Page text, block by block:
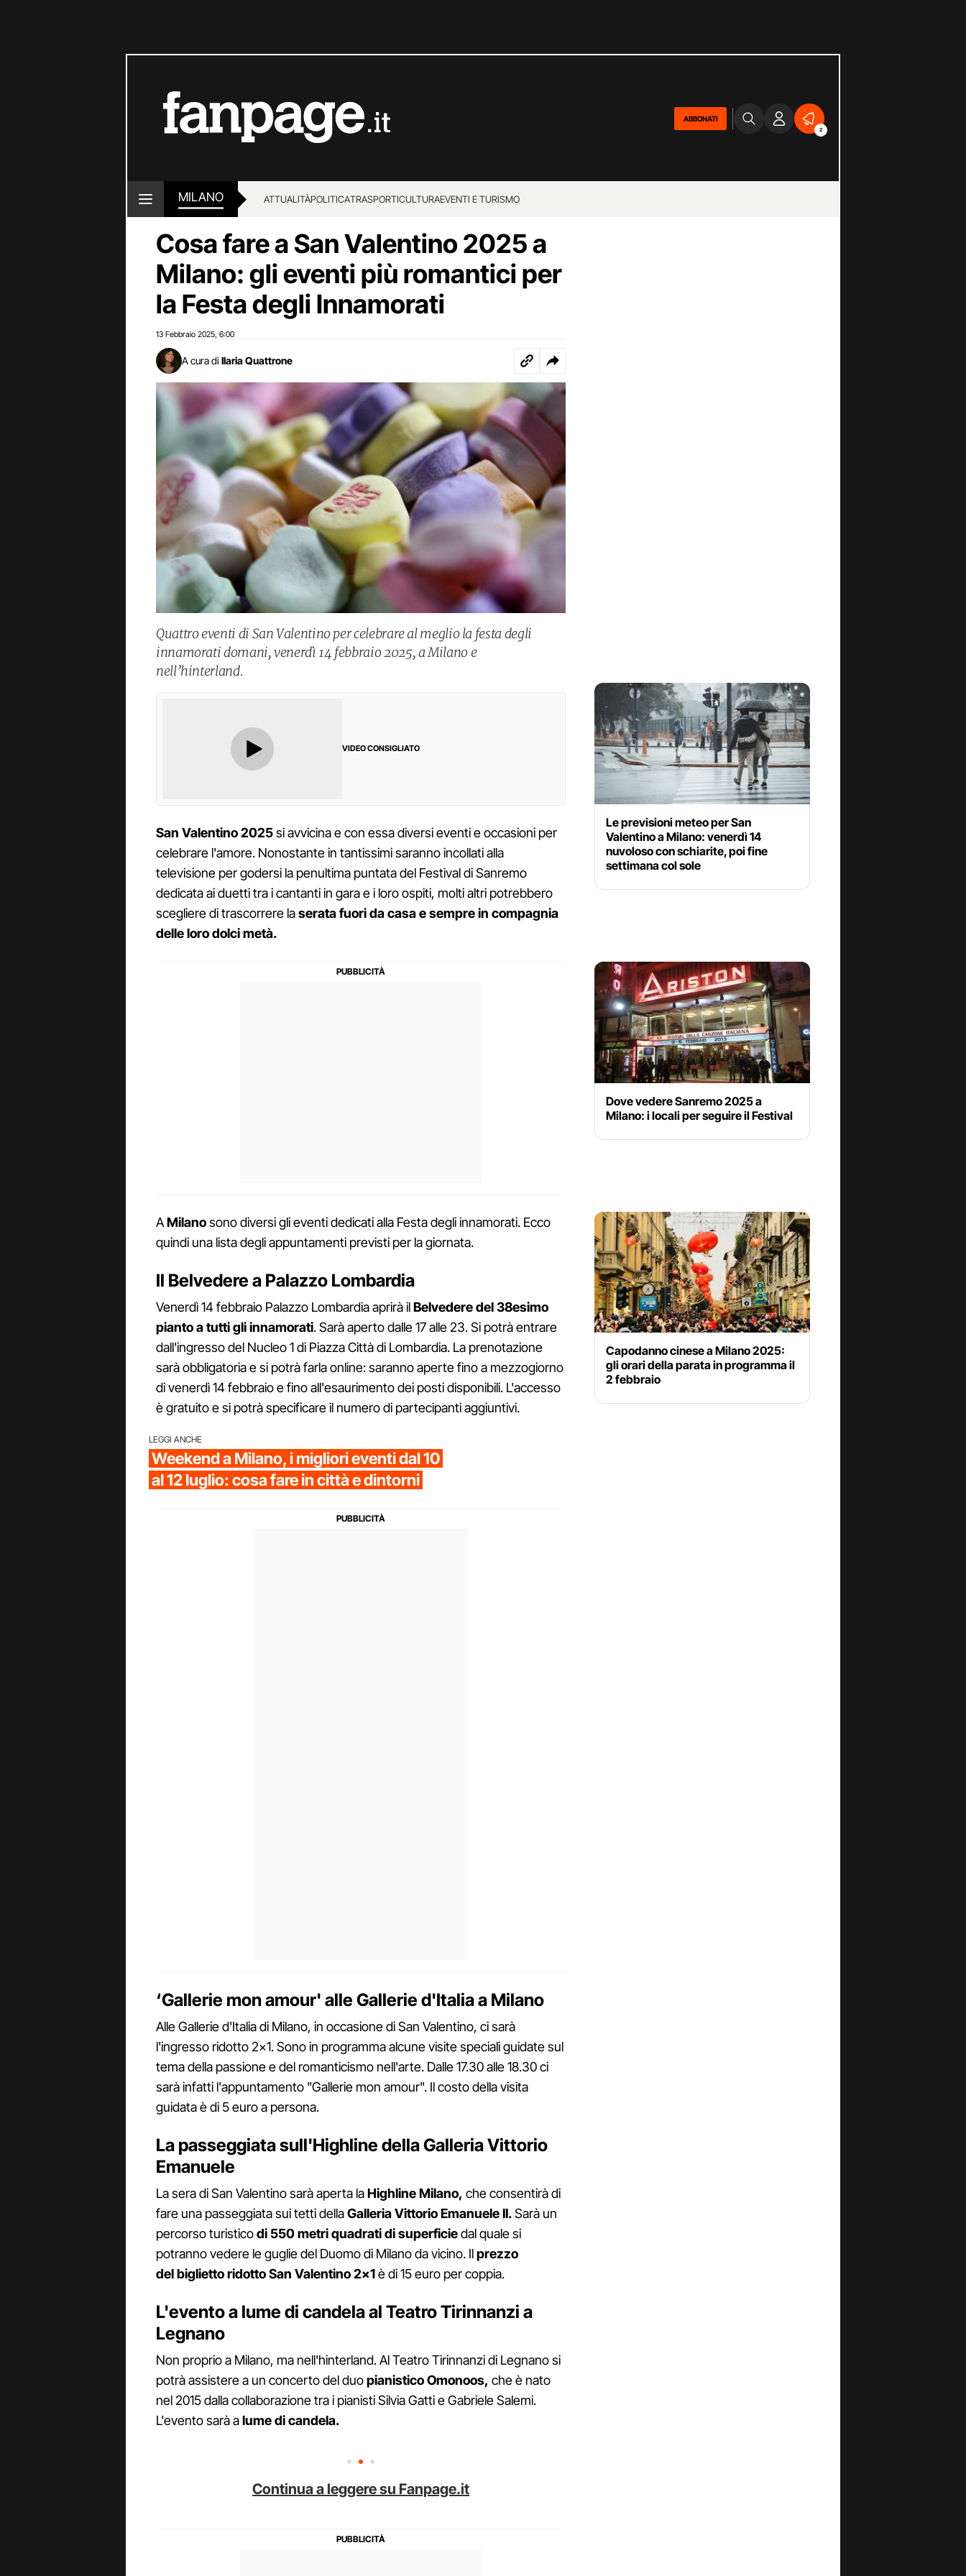
ABBONATI
2
MILANO ATTUALITÀPOLITICATRASPORTICULTURAEVENTI E TURISMO
Cosa fare a San Valentino 2025 a
Milano: gli eventi più romantici per
la Festa degli Innamorati
13 Febbraio 2025 6:00
A cura di Ilaria Quattrone
Quattro eventi di San Valentino per celebrare al meglio la festa degli
innamorati domani, venerdì 14 febbraio 2025, a Milano e
nell’hinterland.
VIDEO CONSIGLIATO
San Valentino 2025si avvicina e con essa diversi eventi e occasioni per
celebrare l'amore. Nonostante in tantissimi saranno incollati alla
televisione per godersi la penultima puntata del Festival di Sanremo
dedicata ai duetti tra i cantanti in gara e i loro ospiti, molti altri potrebbero
scegliere di trascorrere laserata fuori da casa e sempre in compagnia
delle loro dolci metà.
AMilanosono diversi gli eventi dedicati alla Festa degli innamorati. Ecco
quindi una lista degli appuntamenti previsti per la giornata.
Il Belvedere a Palazzo Lombardia
Venerdì 14 febbraio Palazzo Lombardia aprirà ilBelvedere del 38esimo
pianto a tutti gli innamorati. Sarà aperto dalle 17 alle 23. Si potrà entrare
dall'ingresso del Nucleo 1 di Piazza Città di Lombardia. La prenotazione
sarà obbligatoria e si potrà farla online: saranno aperte fino a mezzogiorno
di venerdì 14 febbraio e fino all'esaurimento dei posti disponibili. L'accesso
è gratuito e si potrà specificare il numero di partecipanti aggiuntivi.
LEGGI ANCHE
Weekend a Milano, i migliori eventi dal 10
al 12 luglio: cosa fare in città e dintorni
‘Gallerie mon amour' alle Gallerie d'Italia a Milano
Alle Gallerie d'Italia di Milano, in occasione di San Valentino, ci sarà
l'ingresso ridotto 2×1. Sono in programma alcune visite speciali guidate sul
tema della passione e del romanticismo nell'arte. Dalle 17.30 alle 18.30 ci
sarà infatti l'appuntamento "Gallerie mon amour". Il costo della visita
guidata è di 5 euro a persona.
La passeggiata sull'Highline della Galleria Vittorio
Emanuele
La sera di San Valentino sarà aperta laHighline Milano, che consentirà di
fare una passeggiata sui tetti dellaGalleria Vittorio Emanuele II.Sarà un
percorso turisticodi 550 metri quadrati di superficiedal quale si
potranno vedere le guglie del Duomo di Milano da vicino. Ilprezzo
del biglietto ridotto San Valentino 2×1è di 15 euro per coppia.
L'evento a lume di candela al Teatro Tirinnanzi a
Legnano
Non proprio a Milano, ma nell'hinterland. Al Teatro Tirinnanzi di Legnano si
potrà assistere a un concerto del duopianistico Omonoos, che è nato
nel 2015 dalla collaborazione tra i pianisti Silvia Gatti e Gabriele Salemi.
L'evento sarà alume di candela.
Continua a leggere su Fanpage.it
Le previsioni meteo per San
Valentino a Milano: venerdì 14
nuvoloso con schiarite, poi fine
settimana col sole
Dove vedere Sanremo 2025 a
Milano: i locali per seguire il Festival
Capodanno cinese a Milano 2025:
gli orari della parata in programma il
2 febbraio